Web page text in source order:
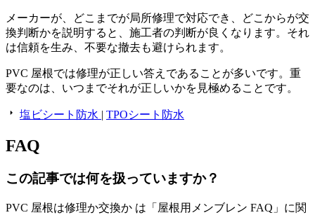
メーカーが、どこまでが局所修理で対応でき、どこからが交
換判断かを説明すると、施工者の判断が良くなります。それ
は信頼を生み、不要な撤去も避けられます。
PVC 屋根では修理が正しい答えであることが多いです。重
要なのは、いつまでそれが正しいかを見極めることです。
塩ビシート防水 | TPOシート防水
FAQ
この記事では何を扱っていますか？
PVC 屋根は修理か交換か は「屋根用メンブレン FAQ」に関